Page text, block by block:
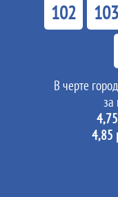
102 103
В черте
за
4,85